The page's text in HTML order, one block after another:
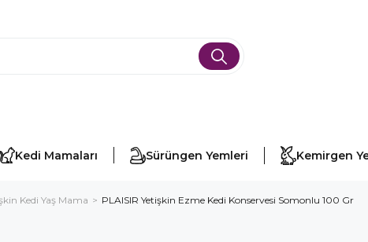
Kedi Mamaları Sürüngen Yemleri Kemirgen
Kedi Yaş Mama PLAISIR Yetişkin Ezme Kedi Konservesi Somonlu 100 Gr